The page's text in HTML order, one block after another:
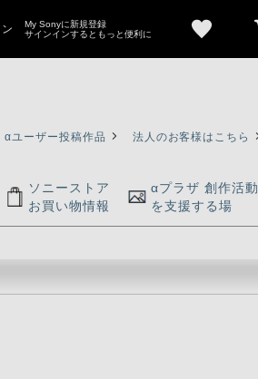
My Sonyに新規登録
サインインするともっと便利に
αユーザー投稿作品 法人のお客様はこちら
ソニーストア
お買い物情報
αプラザ 創作活動
を支援する場